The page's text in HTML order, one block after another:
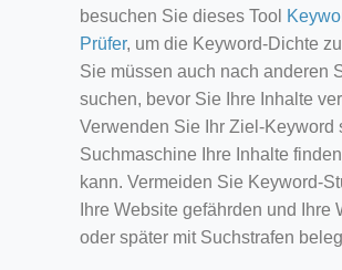
besuchen Sie dieses Tool
Prüfer, um die Keyword-Dichte
Sie müssen auch nach anderen
suchen, bevor Sie Ihre Inhalte
Verwenden Sie Ihr Ziel-Keyword
Suchmaschine Ihre Inhalte
kann. Vermeiden Sie Keyword-
Ihre Website gefährden und Ihre
oder später mit Suchstrafen